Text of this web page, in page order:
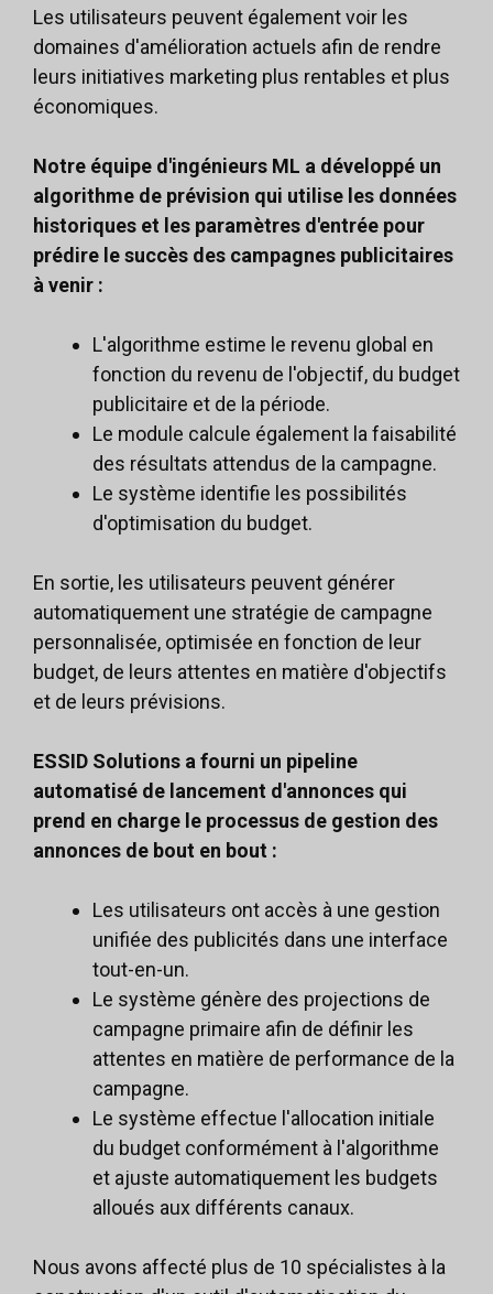
Les utilisateurs peuvent également voir les
domaines d'amélioration actuels afin de rendre
leurs initiatives marketing plus rentables et plus
économiques.
Notre équipe d'ingénieurs ML a développé un
algorithme de prévision qui utilise les données
historiques et les paramètres d'entrée pour
prédire le succès des campagnes publicitaires
à venir :
L'algorithme estime le revenu global en
fonction du revenu de l'objectif, du budget
publicitaire et de la période.
Le module calcule également la faisabilité
des résultats attendus de la campagne.
Le système identifie les possibilités
d'optimisation du budget.
En sortie, les utilisateurs peuvent générer
automatiquement une stratégie de campagne
personnalisée, optimisée en fonction de leur
budget, de leurs attentes en matière d'objectifs
et de leurs prévisions.
ESSID Solutions a fourni un pipeline
automatisé de lancement d'annonces qui
prend en charge le processus de gestion des
annonces de bout en bout :
Les utilisateurs ont accès à une gestion
unifiée des publicités dans une interface
tout-en-un.
Le système génère des projections de
campagne primaire afin de définir les
attentes en matière de performance de la
campagne.
Le système effectue l'allocation initiale
du budget conformément à l'algorithme
et ajuste automatiquement les budgets
alloués aux différents canaux.
Nous avons affecté plus de 10 spécialistes à la